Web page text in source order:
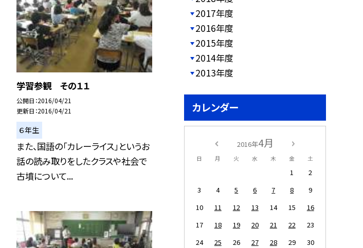
学習参観 その１１
公開日 2016/04/21
更新日 2016/04/21
６年生
また、国語の「カレーライス」というお
話の読み取りをしたクラスや社会で
古墳について...
2017年度
2016年度
2015年度
2014年度
2013年度
カレンダー
2016年4月
日 月 火 水 木 金 土
1
2
3
4 5 6 7 8
9
10
11 12 13 14 15
16
17
18 19 20 21 22
23
24
25 26 27 28 29 30